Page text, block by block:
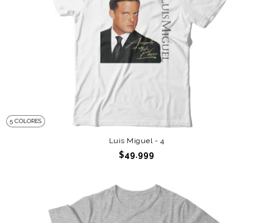
5 COLORES
Luis Miguel - 4
$49.999